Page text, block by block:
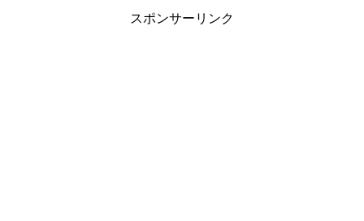
スポンサーリンク